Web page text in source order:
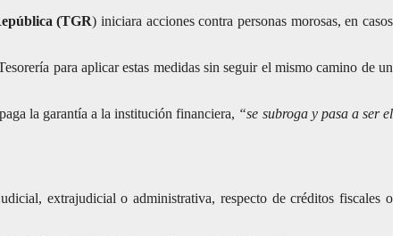
(TGR) iniciara acciones contra personas morosas, en casos
para aplicar estas medidas sin seguir el mismo camino de un
la garantía a la institución financiera, “se subroga y pasa a ser el
extrajudicial o administrativa, respecto de créditos fiscales o